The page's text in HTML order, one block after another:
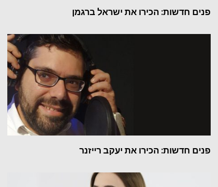
פנים חדשות: הכירו את ישראל ברגמן
פנים חדשות: הכירו את יעקב רייזנר